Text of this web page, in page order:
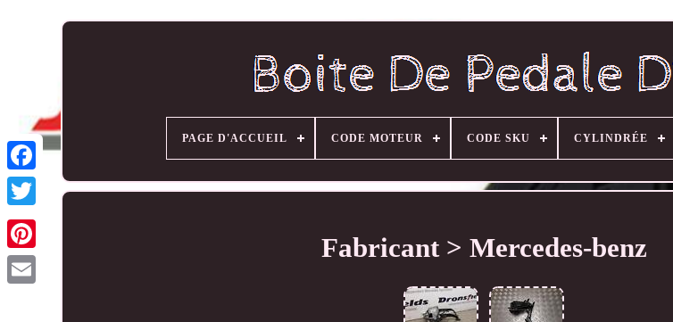
PAGE D'ACCUEIL CODE MOTEUR CODE SKU CYLINDRÉE
Fabricant > Mercedes-benz